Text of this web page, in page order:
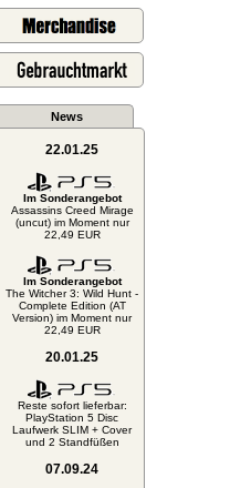
News
22.01.25
Im Sonderangebot
Assassins Creed Mirage
(uncut) im Moment nur
22,49 EUR
Im Sonderangebot
The Witcher 3: Wild Hunt -
Complete Edition (AT
Version) im Moment nur
22,49 EUR
20.01.25
Reste sofort lieferbar:
PlayStation 5 Disc
Laufwerk SLIM + Cover
und 2 Standfüßen
07.09.24